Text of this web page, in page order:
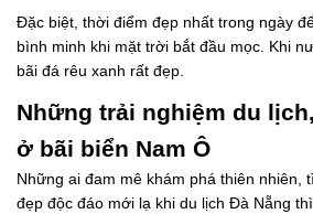
Đặc biệt, thời điểm đẹp nhất trong ngày
bình minh khi mặt trời bắt đầu mọc. Khi
bãi đá rêu xanh rất đẹp.
Những trải nghiệm du
ở bãi biển Nam Ô
Những ai đam mê khám phá thiên nhiên,
đẹp độc đáo mới lạ khi du lịch Đà Nẵng